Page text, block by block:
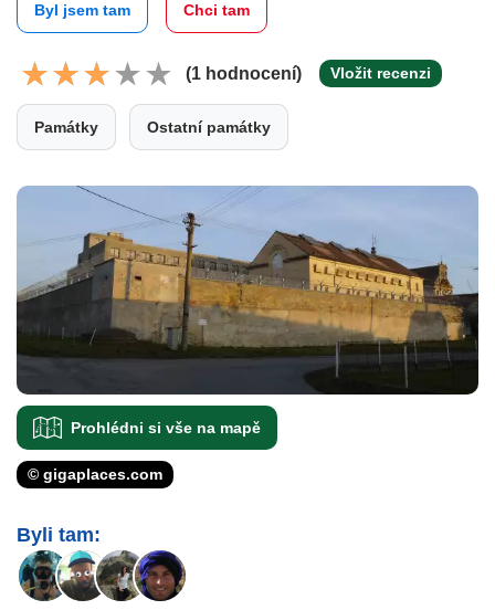
Byl jsem tam Chci tam
(1 hodnocení) Vložit recenzi
Památky Ostatní památky
Prohlédni si vše na mapě
© gigaplaces.com
Byli tam: